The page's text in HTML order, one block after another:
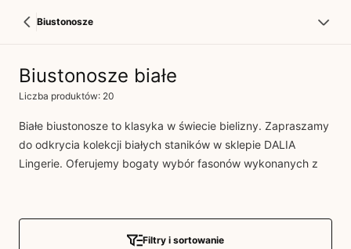
Biustonosze
Biustonosze białe
Liczba produktów: 20
Białe biustonosze to klasyka w świecie bielizny. Zapraszamy
do odkrycia kolekcji białych staników w sklepie DALIA
Lingerie. Oferujemy bogaty wybór fasonów wykonanych z
całości produkowana w Polsce, co gwarantuje staranność i
dbałość o detale. Znajdź idealny biały biustonosz, który
Filtry i sortowanie